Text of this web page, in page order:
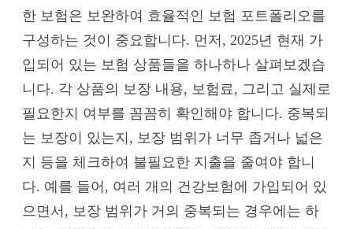
한 보험은 보완하여 효율적인 보험 포트폴리오를
구성하는 것이 중요합니다. 먼저, 2025년 현재 가
입되어 있는 보험 상품들을 하나하나 살펴보겠습
니다. 각 상품의 보장 내용, 보험료, 그리고 실제로
필요한지 여부를 꼼꼼히 확인해야 합니다. 중복되
는 보장이 있는지, 보장 범위가 너무 좁거나 넓은
지 등을 체크하여 불필요한 지출을 줄여야 합니
다. 예를 들어, 여러 개의 건강보험에 가입되어 있
으면서, 보장 범위가 거의 중복되는 경우에는 하